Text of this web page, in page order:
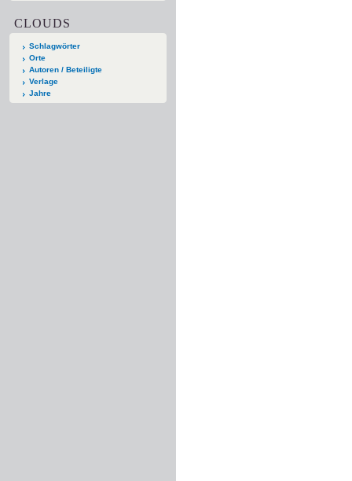
CLOUDS
Schlagwörter
Orte
Autoren / Beteiligte
Verlage
Jahre